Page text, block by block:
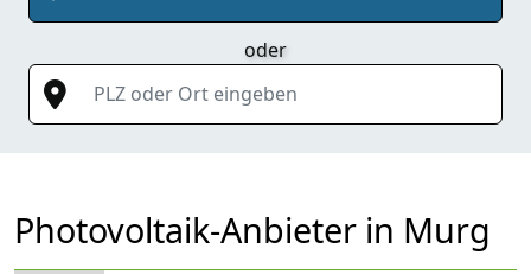
oder
PLZ oder Ort eingeben
Photovoltaik-Anbieter in Murg